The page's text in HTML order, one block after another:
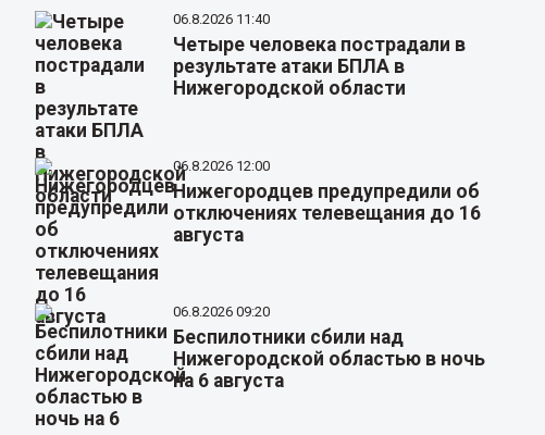
06.8.2026 11:40
Четыре человека пострадали в
результате атаки БПЛА в
Нижегородской области
06.8.2026 12:00
Нижегородцев предупредили об
отключениях телевещания до 16
августа
06.8.2026 09:20
Беспилотники сбили над
Нижегородской областью в ночь
на 6 августа